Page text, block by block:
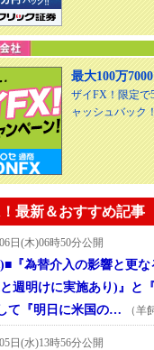
最大100万
ザイFX！限定で
ャッシュバック！
最新＆おすすめ記事
日(木)06時50分公開
『為替介入の影響と更な
週明けに実施あり)』と
て『明日に米国の…
（羊
日(水)13時56分公開